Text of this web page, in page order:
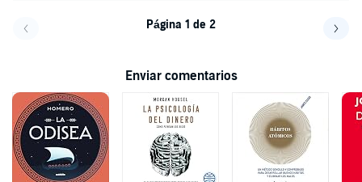
Página 1 de 2
Enviar comentarios